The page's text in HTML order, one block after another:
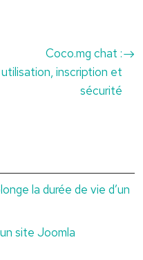
Coco.mg chat :
utilisation, inscription et
sécurité
la durée de vie d’un
site Joomla